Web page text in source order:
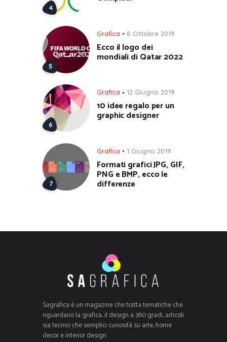
Grafica 8 Ottobre 2019
Ecco il logo dei
mondiali di Qatar 2022
Grafica 12 Giugno 2019
10 idee regalo per un
graphic designer
Grafica 1 Giugno 2019
Formati grafici JPG, GIF,
PNG e BMP, ecco le
differenze
Sagrafica è un magazine che tratta tematiche che
riguardano la grafica, il design a 360 gradi, articoli
sia tecnici che semplici curiosità su arte, home
decor e interior design.